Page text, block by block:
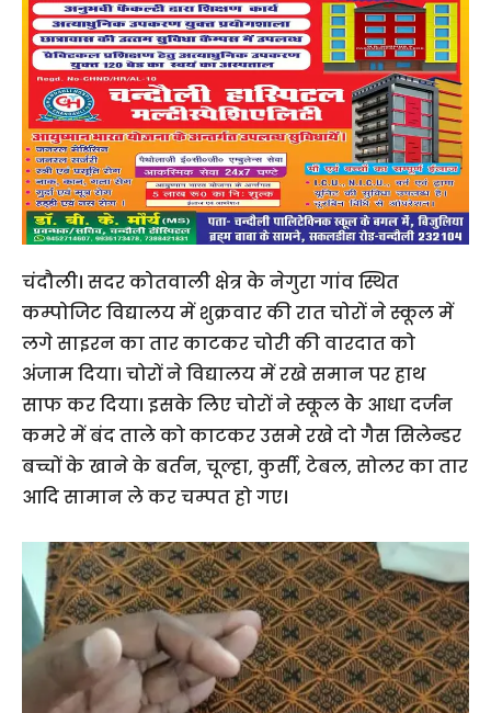
चंदौली। सदर कोतवाली क्षेत्र के नेगुरा गांव स्थित
कम्पोजिट विद्यालय में शुक्रवार की रात चोरों ने स्कूल में
लगे साइरन का तार काटकर चोरी की वारदात को
अंजाम दिया। चोरों ने विद्यालय में रखे समान पर हाथ
साफ कर दिया। इसके लिए चोरों ने स्कूल केे आधा दर्जन
कमरे में बंद ताले को काटकर उसमे रखे दो गैस सिलेन्डर
बच्चों के खाने के बर्तन, चूल्हा, कुर्सी, टेबल, सोलर का तार
आदि सामान ले कर चम्पत हो गए।